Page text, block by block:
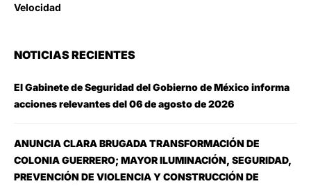
Velocidad
NOTICIAS RECIENTES
El Gabinete de Seguridad del Gobierno de México informa
acciones relevantes del 06 de agosto de 2026
ANUNCIA CLARA BRUGADA TRANSFORMACIÓN DE
COLONIA GUERRERO; MAYOR ILUMINACIÓN, SEGURIDAD,
PREVENCIÓN DE VIOLENCIA Y CONSTRUCCIÓN DE